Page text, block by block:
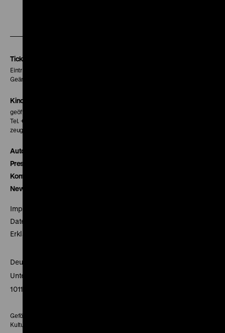
Tickets
Eintritt 5 €
Geänderte Preise sind im Programm vermerkt.
Kinokasse
geöffnet 30 Minuten vor Beginn der ersten Vorstellung
Tel. + 49 30 20304-770
zeughauskino@dhm.de
Autor*innen
Presse
Kontakt
Newsletter
Impressum
Datenschutz
Erklärung digitale Barrierefreiheit
Deutsches Historisches Museum
Unter den Linden 2
10117 Berlin
Gefördert mit Mitteln des Beauftragten der Bundesregierung für
Kultur und Medien